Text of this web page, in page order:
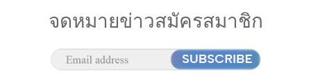
จดหมายข่าวสมัครสมาชิก